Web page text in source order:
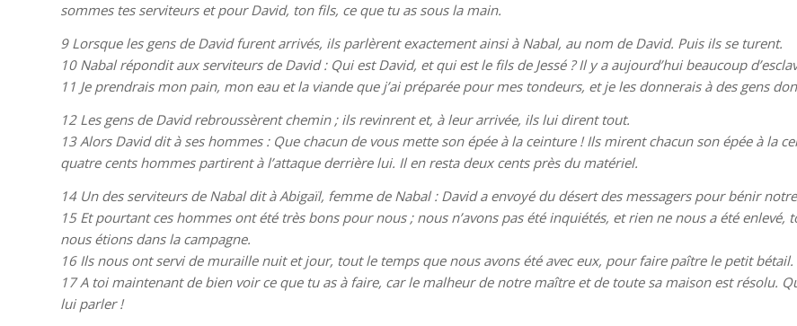
sommes tes serviteurs et pour David, ton fils, ce que tu as sous la main.
9 Lorsque les gens de David furent arrivés, ils parlèrent exactement ainsi à Nabal, au nom de David. Puis ils se turent.
10 Nabal répondit aux serviteurs de David : Qui est David, et qui est le fils de Jessé ? Il y a aujourd’hui beaucoup
11 Je prendrais mon pain, mon eau et la viande que j’ai préparée pour mes tondeurs, et je les donnerais à des gens
12 Les gens de David rebroussèrent chemin ; ils revinrent et, à leur arrivée, ils lui dirent tout.
13 Alors David dit à ses hommes : Que chacun de vous mette son épée à la ceinture ! Ils mirent chacun son épée à la
quatre cents hommes partirent à l’attaque derrière lui. Il en resta deux cents près du matériel.
14 Un des serviteurs de Nabal dit à Abigaïl, femme de Nabal : David a envoyé du désert des messagers pour bénir
15 Et pourtant ces hommes ont été très bons pour nous ; nous n’avons pas été inquiétés, et rien ne nous a été
nous étions dans la campagne.
16 Ils nous ont servi de muraille nuit et jour, tout le temps que nous avons été avec eux, pour faire paître le petit bétail.
17A toi maintenant de bien voir ce que tu as à faire, car le malheur de notre maître et de toute sa maison est résolu.
lui parler !